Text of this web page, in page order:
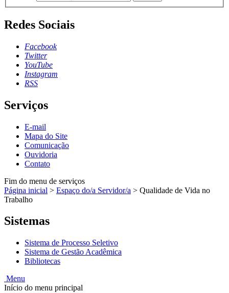
Redes Sociais
Facebook
Twitter
YouTube
Instagram
RSS
Serviços
E-mail
Mapa do Site
Comunicação
Ouvidoria
Contato
Fim do menu de serviços
Página inicial > Espaço do/a Servidor/a > Qualidade de Vida no
Trabalho
Sistemas
Sistema de Processo Seletivo
Sistema de Gestão Acadêmica
Bibliotecas
Menu
Início do menu principal